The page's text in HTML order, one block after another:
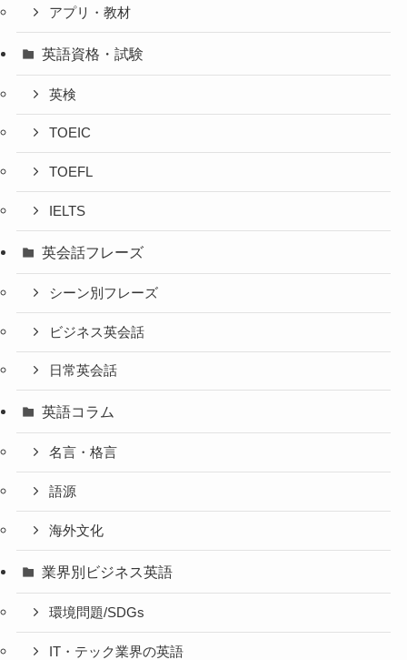
アプリ・教材
英語資格・試験
英検
TOEIC
TOEFL
IELTS
英会話フレーズ
シーン別フレーズ
ビジネス英会話
日常英会話
英語コラム
名言・格言
語源
海外文化
業界別ビジネス英語
環境問題/SDGs
IT・テック業界の英語